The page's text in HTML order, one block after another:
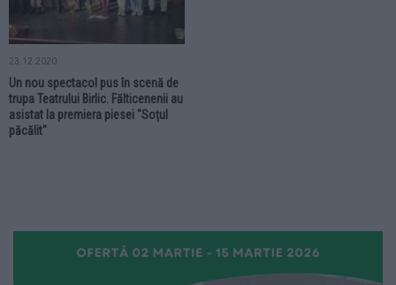
23.12.2020
Un nou spectacol pus în scenă de
trupa Teatrului Birlic. Fălticenenii au
asistat la premiera piesei "Soțul
păcălit"